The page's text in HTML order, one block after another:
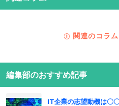
関連のコラ
編集部のおすすめ記事
IT企業の志望動機は〇